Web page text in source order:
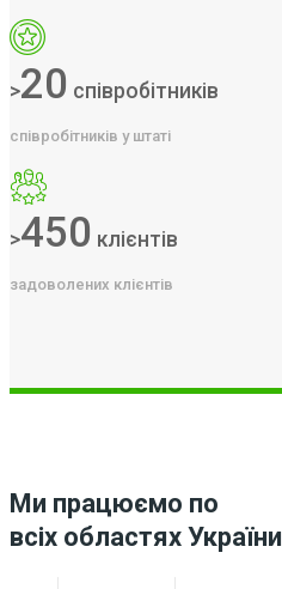
>20 співробітників
співробітників у штаті
>450 клієнтів
задоволених клієнтів
Ми працюємо по
всіх областях України